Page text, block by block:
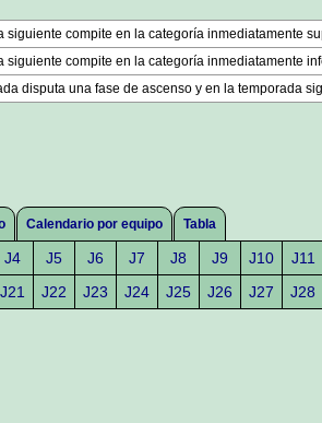
siguiente compite en la categoría inmediatamente
siguiente compite en la categoría inmediatamente
disputa una fase de ascenso y en la temporada
Calendario por equipo Tabla
J4 J5 J6 J7 J8 J9 J10
J11
J21 J22 J23 J24 J25 J26 J27 J28